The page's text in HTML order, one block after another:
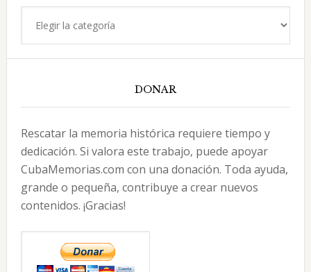
DONAR
Rescatar la memoria histórica requiere tiempo y
dedicación. Si valora este trabajo, puede apoyar
CubaMemorias.com con una donación. Toda ayuda,
grande o pequeña, contribuye a crear nuevos
contenidos. ¡Gracias!